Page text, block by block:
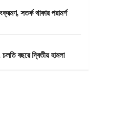
সতর্ক থাকার পরামর্শ
বছরে দ্বিতীয় হামলা